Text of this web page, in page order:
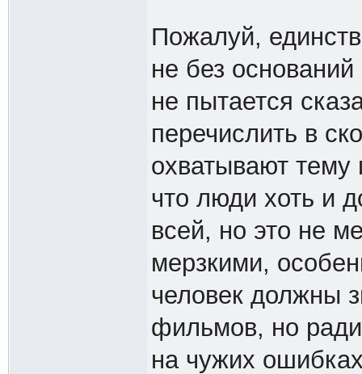
Пожалуй,
не без
не пытается
перечислить в
охватывают
что люди хоть и
всей, но это не
мерзкими,
человек должны
фильмов, но
на чужих